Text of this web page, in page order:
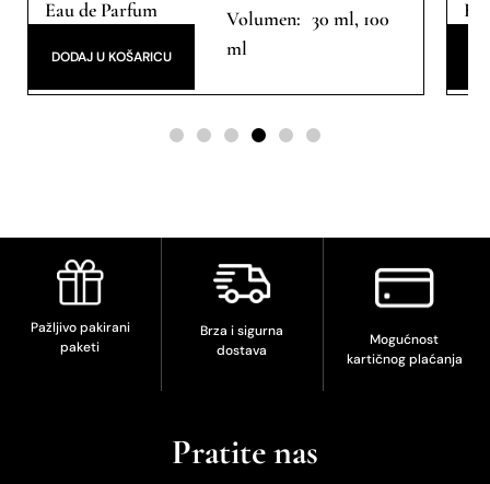
Eau de Parfum
30 ml, 100
ml
DODAJ U KOŠARICU
Pažljivo pakirani
paketi
Brza i sigurna
dostava
Mogućnost
kartičnog plaćanja
Pratite nas